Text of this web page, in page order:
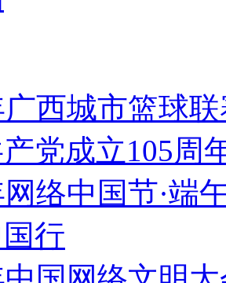
广西城市篮球
党成立105周
络中国节·端
行